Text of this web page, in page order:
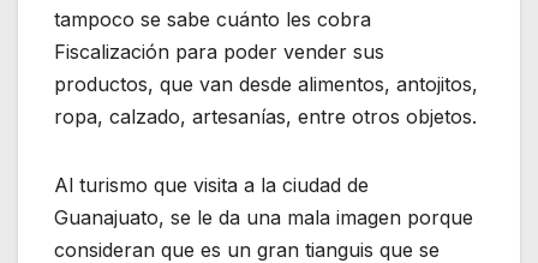
tampoco se sabe cuánto les cobra
Fiscalización para poder vender sus
productos, que van desde alimentos, antojitos,
ropa, calzado, artesanías, entre otros objetos.
Al turismo que visita a la ciudad de
Guanajuato, se le da una mala imagen porque
consideran que es un gran tianguis que se